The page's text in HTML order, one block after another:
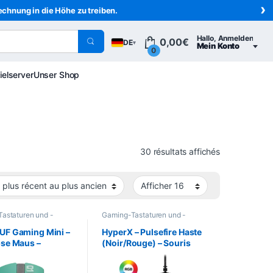
in die Höhe zu treiben. ›
DE▾ Hallo, Anmelden
Mein Konto
0
0,00€
Unser Shop
30 résultats affichésSortiert vom
und -
,Maus
Gaming Mini –
Maus –
Gaming-Tastaturen und -
,
Peripheriegeräte,Maus
HyperX – Pulsefire Haste
(Noir/Rouge) – Souris